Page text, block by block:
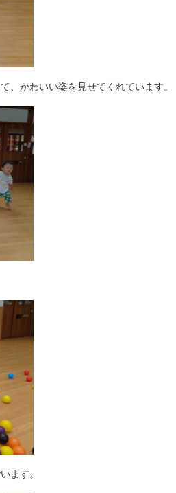
、かわいい姿を見せてくれています。
ます。